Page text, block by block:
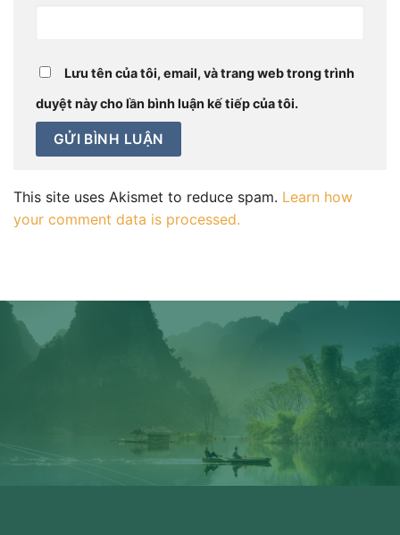
Lưu tên của tôi, email, và trang web trong trình
duyệt này cho lần bình luận kế tiếp của tôi.
This site uses Akismet to reduce spam. Learn how
your comment data is processed.